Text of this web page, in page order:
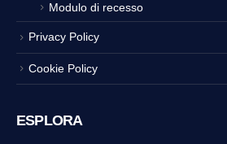
Modulo di recesso
Privacy Policy
Cookie Policy
ESPLORA